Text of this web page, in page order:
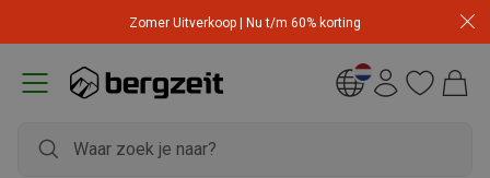
Zomer Uitverkoop | Nu t/m 60% korting